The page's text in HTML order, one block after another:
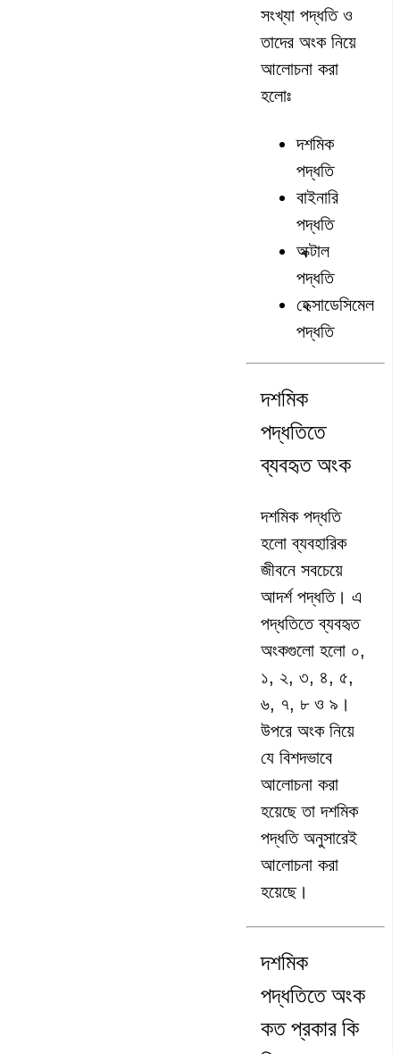
সংখ্যা পদ্ধতি ও
তাদের অংক নিয়ে
আলোচনা করা
হলোঃ
দশমিক
পদ্ধতি
বাইনারি
পদ্ধতি
অক্টাল
পদ্ধতি
হেক্সাডেসিমেল
পদ্ধতি
দশমিক
পদ্ধতিতে
ব্যবহৃত অংক
দশমিক পদ্ধতি
হলো ব্যবহারিক
জীবনে সবচেয়ে
আদর্শ পদ্ধতি। এ
পদ্ধতিতে ব্যবহৃত
অংকগুলো হলো ০,
১, ২, ৩, ৪, ৫,
৬, ৭, ৮ ও ৯।
উপরে অংক নিয়ে
যে বিশদভাবে
আলোচনা করা
হয়েছে তা দশমিক
পদ্ধতি অনুসারেই
আলোচনা করা
হয়েছে।
দশমিক
পদ্ধতিতে অংক
কত প্রকার কি